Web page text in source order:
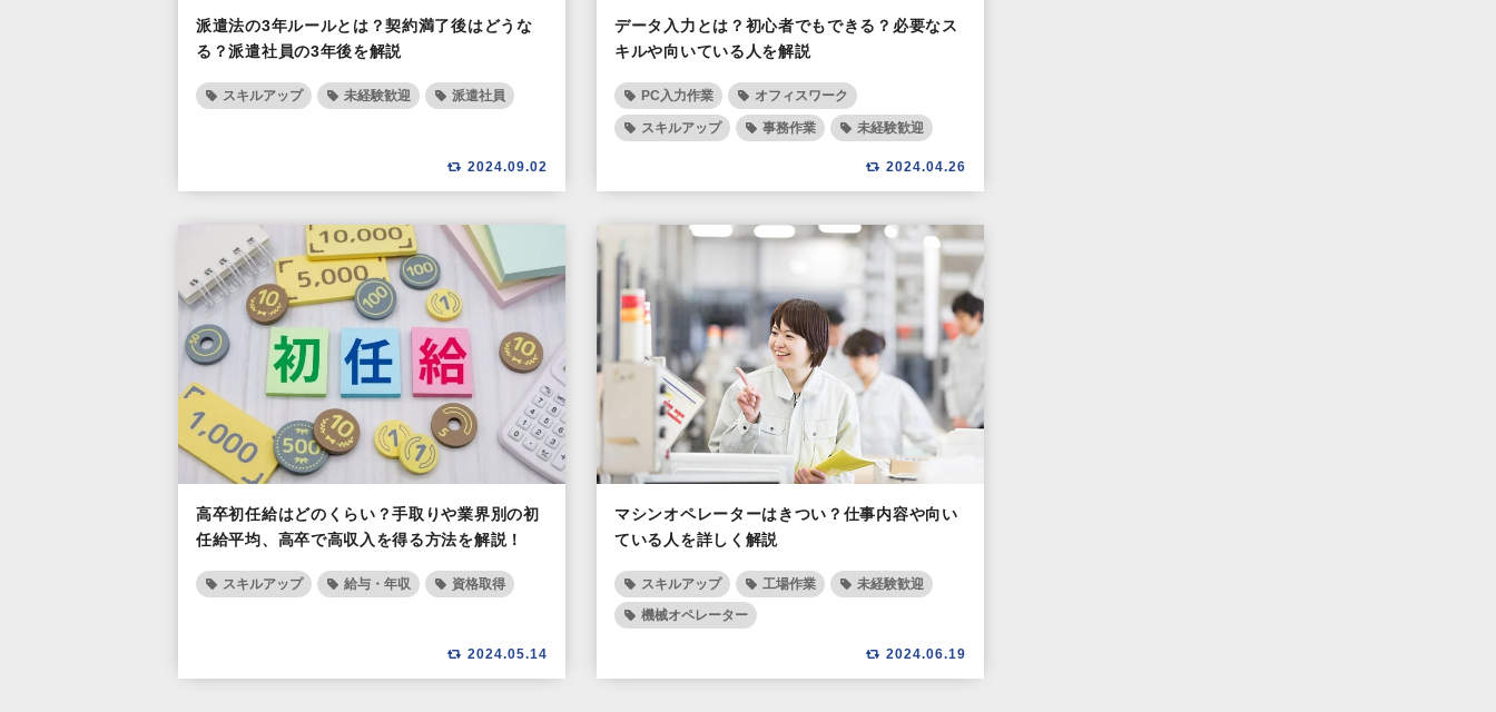
派遣法の3年ルールとは？契約満了後はどうな
る？派遣社員の3年後を解説
スキルアップ 未経験歓迎 派遣社員
2024.09.02
データ入力とは？初心者でもできる？必要なス
キルや向いている人を解説
PC入力作業 オフィスワーク
スキルアップ 事務作業 未経験歓迎
2024.04.26
高卒初任給はどのくらい？手取りや業界別の初
任給平均、高卒で高収入を得る方法を解説！
スキルアップ 給与・年収 資格取得
2024.05.14
マシンオペレーターはきつい？仕事内容や向い
ている人を詳しく解説
スキルアップ 工場作業 未経験歓迎
機械オペレーター
2024.06.19